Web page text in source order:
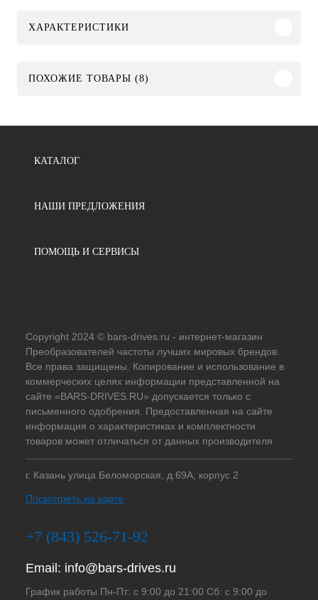
ХАРАКТЕРИСТИКИ
ПОХОЖИЕ ТОВАРЫ (8)
КАТАЛОГ
НАШИ ПРЕДЛОЖЕНИЯ
ПОМОЩЬ И СЕРВИСЫ
Copyright 2024 © bars-drives.ru - интернет-магазин
Преобразователей частоты лучших мировых брендов.
Все права защищены. Копирование и использование в
коммерческих целях информации представленной на
сайте «BARS-DRIVES.RU» допускается только с
письменного одобрения. Предоставленная на сайте
информация о характеристиках и комплектности
товаров может отличаться от данных производителя
г. Казань улица Беломорская, д.69А, корпус 2
Посмотреть на карте
+7 (843) 526-71-92
Email: info@bars-drives.ru
График работы Пн-Пт: с 9:00 до 21:00 Сб: с 9:00 до